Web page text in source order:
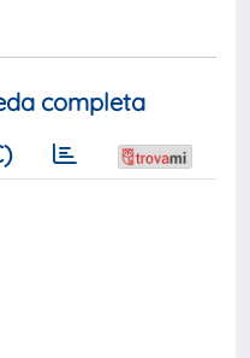
completa